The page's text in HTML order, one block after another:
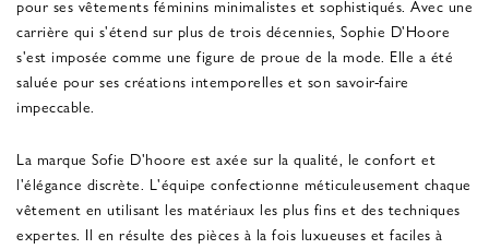
pour ses vêtements féminins minimalistes et sophistiqués. Avec une
carrière qui s'étend sur plus de trois décennies, Sophie D'Hoore
s'est imposée comme une figure de proue de la mode. Elle a été
saluée pour ses créations intemporelles et son savoir-faire
impeccable.
La marque Sofie D'hoore est axée sur la qualité, le confort et
l'élégance discrète. L'équipe confectionne méticuleusement chaque
vêtement en utilisant les matériaux les plus fins et des techniques
expertes. Il en résulte des pièces à la fois luxueuses et faciles à